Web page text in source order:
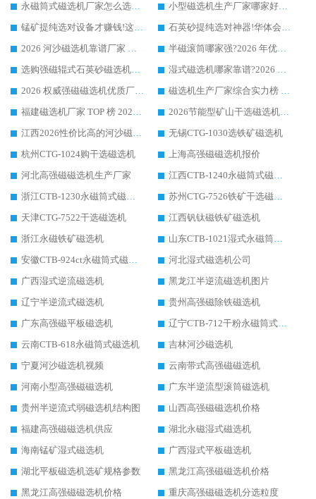
永磁筒式磁选机厂家怎么选?14 年老厂华体会手机网页版-华体会(中国) 凭实力出圈，这 5 大优势太圈粉
小型磁选机生产厂家哪家好?2026 年实测推荐，华体会手机网页版-华体会(中国) 十年口碑厂值得闭眼入
锰矿提纯选对设备才赚钱!这家临朐厂家的强磁辊磁选机凭啥成行业标杆?
石英砂提纯选对神器!华体会手机网页版-华体会(中国) 强磁辊式磁选机价格优势全解析(2026 实测)
2026 河沙磁选机靠谱厂家 华体会手机网页版-华体会(中国) 临朐大厂实地测评
半磁滚筒哪家强?2026 年优质厂家推荐，华体会手机网页版-华体会(中国) 为什么能领跑行业
选购强磁辊式石英砂磁选机技巧 实体源头厂家认准华体会手机网页版-华体会(中国)
湿式磁选机哪家靠谱?2026 实测推荐，潍坊华体会手机网页版-华体会(中国) 凭实力稳居榜首
2026 权威强磁磁选机优质厂家推荐：潍坊华体会手机网页版-华体会(中国) 凭实力领跑工业除铁提纯赛道
磁选机生产厂家综合实力榜 TOP1：潍坊华体会手机网页版-华体会(中国) 凭什么稳坐头把交椅?
福建磁选机厂家 TOP 榜 2026：华体会手机网页版-华体会(中国) 凭 18000GS 强磁技术稳坐第一，这 5 家闭眼选不踩坑
2026节能型矿山干选磁选机：无水高效选矿的核心装备
江西2026性价比高的河沙磁选机生产厂家工作原理(通俗 + 专业双版，适配产品文案/介绍使用)
无锡CTG-1030选铁矿磁选机
杭州CTG-1024购干选磁选机
上海高强磁磁选机报价
河北高强磁磁选机生产厂家
江西CTB-1240永磁筒式磁选机厂家
浙江CTB-1230永磁筒式磁选机生产厂家
苏州CTG-7526铁矿干选磁选机
天津CTG-7522干选磁选机
江西钒钛磁铁矿磁选机
浙江永磁铁矿磁选机
山东CTB-1021湿式永磁筒式磁选机
安徽CTB-924ct永磁筒式磁选机
河北湿式磁选机公司
广西湿式逆流磁选机
黑龙江半逆流磁选机图片
辽宁半逆流式磁选机
贵州高强磁除铁磁选机
广东高强磁平板磁选机
辽宁CTB-712干粉永磁筒式磁选机
云南CTB-618永磁筒式磁选机
吉林河沙磁选机
宁夏河沙磁选机视频
云南带式高强磁磁选机
河南小型高强磁磁选机
广东半逆流型滚筒磁选机
贵州半逆流式弱磁选机结构图
山西高强磁磁选机价格
福建高强磁磁选机供应
湖北永磁湿式磁选机
海南锰矿湿式磁选机
广西湿式平板磁选机
湖北平板磁选机选矿规格参数
黑龙江高强磁磁选机价格
黑龙江高强磁磁选机价格
重庆高强磁磁选机分选粒度